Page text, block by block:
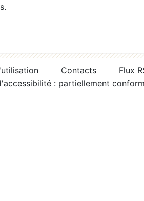
Contacts
Flux
: partiellement